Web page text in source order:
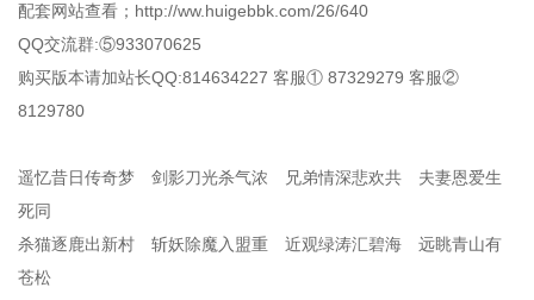
配套网站查看；http://ww.huigebbk.com/26/640
QQ交流群:⑤933070625
购买版本请加站长QQ:814634227 客服① 87329279 客服②
8129780
遥忆昔日传奇梦 剑影刀光杀气浓 兄弟情深悲欢共 夫妻恩爱生
死同
杀猫逐鹿出新村 斩妖除魔入盟重 近观绿涛汇碧海 远眺青山有
苍松